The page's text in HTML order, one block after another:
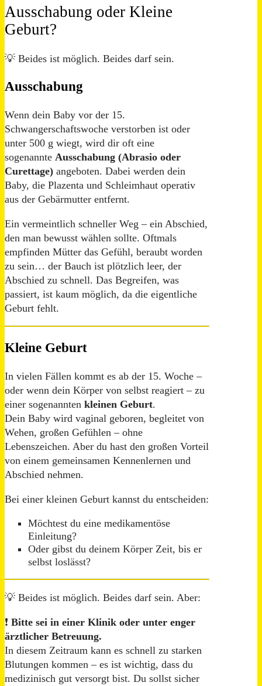
Ausschabung oder Kleine
Geburt?
💡 Beides ist möglich. Beides darf sein.
Ausschabung
Wenn dein Baby vor der 15.
Schwangerschaftswoche verstorben ist oder
unter 500 g wiegt, wird dir oft eine
sogenannte Ausschabung (Abrasio oder
Curettage) angeboten. Dabei werden dein
Baby, die Plazenta und Schleimhaut operativ
aus der Gebärmutter entfernt.
Ein vermeintlich schneller Weg – ein Abschied,
den man bewusst wählen sollte. Oftmals
empfinden Mütter das Gefühl, beraubt worden
zu sein… der Bauch ist plötzlich leer, der
Abschied zu schnell. Das Begreifen, was
passiert, ist kaum möglich, da die eigentliche
Geburt fehlt.
Kleine Geburt
In vielen Fällen kommt es ab der 15. Woche –
oder wenn dein Körper von selbst reagiert – zu
einer sogenannten kleinen Geburt.
Dein Baby wird vaginal geboren, begleitet von
Wehen, großen Gefühlen – ohne
Lebenszeichen. Aber du hast den großen Vorteil
von einem gemeinsamen Kennenlernen und
Abschied nehmen.
Bei einer kleinen Geburt kannst du entscheiden:
Möchtest du eine medikamentöse
Einleitung?
Oder gibst du deinem Körper Zeit, bis er
selbst loslässt?
💡 Beides ist möglich. Beides darf sein. Aber:
❗ Bitte sei in einer Klinik oder unter enger
ärztlicher Betreuung.
In diesem Zeitraum kann es schnell zu starken
Blutungen kommen – es ist wichtig, dass du
medizinisch gut versorgt bist. Du sollst sicher